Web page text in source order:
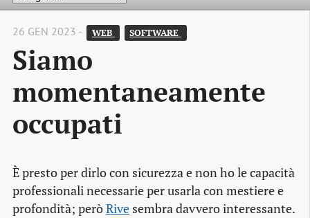
26 GEN 2023 - WEB SOFTWARE
Siamo
momentaneamente
occupati
È presto per dirlo con sicurezza e non ho le capacità
professionali necessarie per usarla con mestiere e
profondità; peròRive sembra davvero interessante.